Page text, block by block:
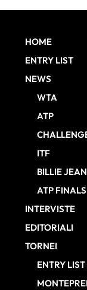
HOME
ENTRY LIST
NEWS
WTA
ATP
ITF
BILLIE
ATP FINALS
INTERVISTE
EDITORIALI
TORNEI
ENTRY LIST